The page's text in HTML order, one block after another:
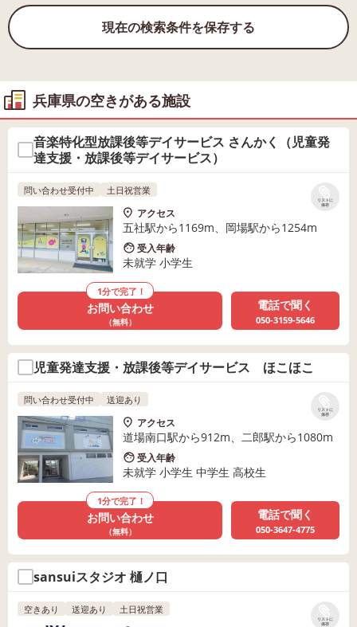
現在の検索条件を保存する
兵庫県の空きがある施設
音楽特化型放課後等デイサービス さんかく（児童発
達支援・放課後等デイサービス）
リストに
保存
問い合わせ受付中 土日祝営業
アクセス
五社駅から1169m、岡場駅から1254m
受入年齢
未就学 小学生
1分で完了！
お問い合わせ
（無料）
電話で聞く
050-3159-5646
児童発達支援・放課後等デイサービス ほこほこ
リストに
保存
問い合わせ受付中 送迎あり
アクセス
道場南口駅から912m、二郎駅から1080m
受入年齢
未就学 小学生 中学生 高校生
1分で完了！
お問い合わせ
（無料）
電話で聞く
050-3647-4775
sansuiスタジオ 樋ノ口
リストに
保存
空きあり 送迎あり 土日祝営業